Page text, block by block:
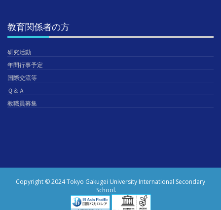
教育関係者の方
研究活動
年間行事予定
国際交流等
Ｑ＆Ａ
教職員募集
Copyright © 2024 Tokyo Gakugei University International Secondary
School.